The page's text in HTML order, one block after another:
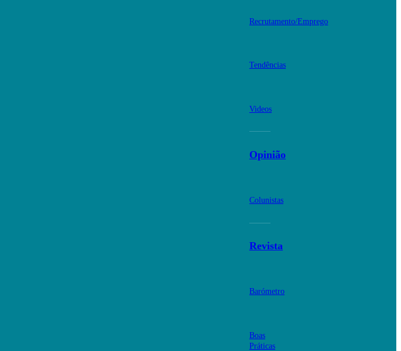
Recrutamento/Emprego
Tendências
Videos
Opinião
Colunistas
Revista
Barómetro
Boas
Práticas